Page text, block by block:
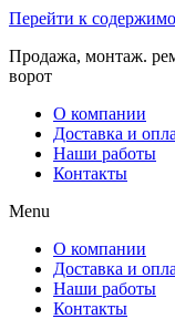
Перейти к
Продажа, монтаж.
ворот
О компании
Доставка и
Наши работы
Контакты
Menu
О компании
Доставка и
Наши работы
Контакты